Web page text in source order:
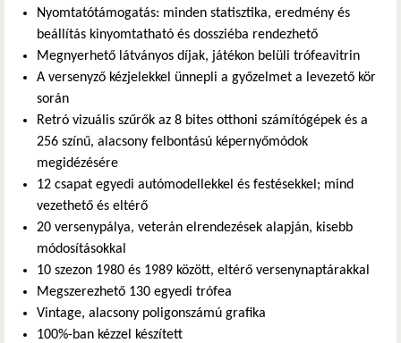
Nyomtatótámogatás: minden statisztika, eredmény és
beállítás kinyomtatható és dossziéba rendezhető
Megnyerhető látványos díjak, játékon belüli trófeavitrin
A versenyző kézjelekkel ünnepli a győzelmet a levezető kör
során
Retró vizuális szűrők az 8 bites otthoni számítógépek és a
256 színű, alacsony felbontású képernyőmódok
megidézésére
12 csapat egyedi autómodellekkel és festésekkel; mind
vezethető és eltérő
20 versenypálya, veterán elrendezések alapján, kisebb
módosításokkal
10 szezon 1980 és 1989 között, eltérő versenynaptárakkal
Megszerezhető 130 egyedi trófea
Vintage, alacsony poligonszámú grafika
100%-ban kézzel készített